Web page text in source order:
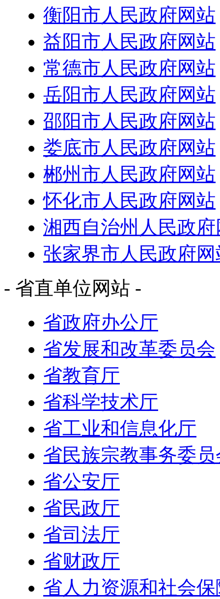
衡阳市人民政府网站
益阳市人民政府网站
常德市人民政府网站
岳阳市人民政府网站
邵阳市人民政府网站
娄底市人民政府网站
郴州市人民政府网站
怀化市人民政府网站
湘西自治州人民政
张家界市人民政府网
- 省直单位网站 -
省政府办公厅
省发展和改革委员会
省教育厅
省科学技术厅
省工业和信息化厅
省民族宗教事务委员
省公安厅
省民政厅
省司法厅
省财政厅
省人力资源和社会